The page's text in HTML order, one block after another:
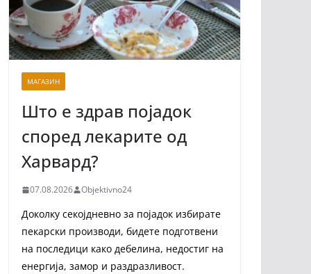
МАГАЗИН
Што е здрав појадок
според лекарите од
Харвард?
07.08.2026 Objektivno24
Доколку секојдневно за појадок избирате
пекарски производи, бидете подготвени
на последици како дебелина, недостиг на
енергија, замор и раздразливост.